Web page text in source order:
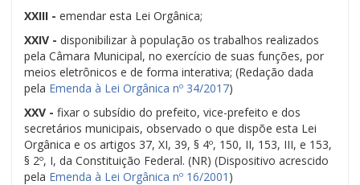
XXIII - emendar esta Lei Orgânica;
XXIV - disponibilizar à população os trabalhos realizados
pela Câmara Municipal, no exercício de suas funções, por
meios eletrônicos e de forma interativa; (Redação dada
pela Emenda à Lei Orgânica nº 34/2017)
XXV - fixar o subsídio do prefeito, vice-prefeito e dos
secretários municipais, observado o que dispõe esta Lei
Orgânica e os artigos 37, XI, 39, § 4º, 150, II, 153, III, e 153,
§ 2º, I, da Constituição Federal. (NR) (Dispositivo acrescido
pela Emenda à Lei Orgânica nº 16/2001 )